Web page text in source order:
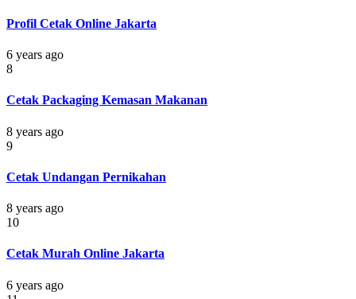
Profil Cetak Online Jakarta
6 years ago
8
Cetak Packaging Kemasan Makanan
8 years ago
9
Cetak Undangan Pernikahan
8 years ago
10
Cetak Murah Online Jakarta
6 years ago